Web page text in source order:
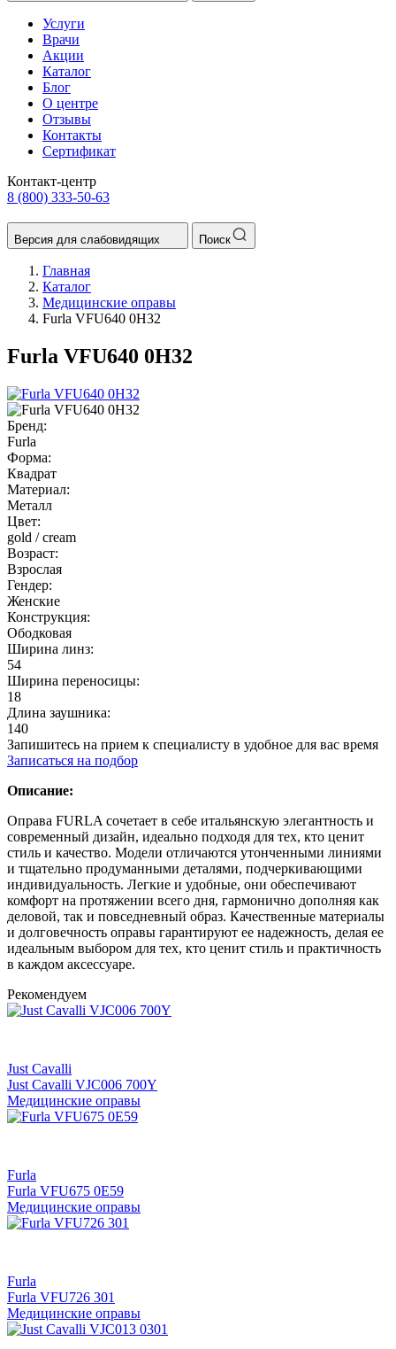
Услуги
Врачи
Акции
Каталог
Блог
О центре
Отзывы
Контакты
Сертификат
Контакт-центр
8 (800) 333-50-63
Версия для слабовидящих Поиск
Главная
Каталог
Медицинские оправы
Furla VFU640 0H32
Furla VFU640 0H32
Бренд:
Furla
Форма:
Квадрат
Материал:
Металл
Цвет:
gold / cream
Возраст:
Взрослая
Гендер:
Женские
Конструкция:
Ободковая
Ширина линз:
54
Ширина переносицы:
18
Длина заушника:
140
Запишитесь на прием к специалисту в удобное для вас время
Записаться на подбор
Описание:
Оправа FURLA сочетает в себе итальянскую элегантность и
современный дизайн, идеально подходя для тех, кто ценит
стиль и качество. Модели отличаются утонченными линиями
и тщательно продуманными деталями, подчеркивающими
индивидуальность. Легкие и удобные, они обеспечивают
комфорт на протяжении всего дня, гармонично дополняя как
деловой, так и повседневный образ. Качественные материалы
и долговечность оправы гарантируют ее надежность, делая ее
идеальным выбором для тех, кто ценит стиль и практичность
в каждом аксессуаре.
Рекомендуем
Just Cavalli
Just Cavalli VJC006 700Y
Медицинские оправы
Furla
Furla VFU675 0E59
Медицинские оправы
Furla
Furla VFU726 301
Медицинские оправы